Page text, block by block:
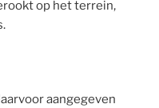
op het terrein,
aangegeven